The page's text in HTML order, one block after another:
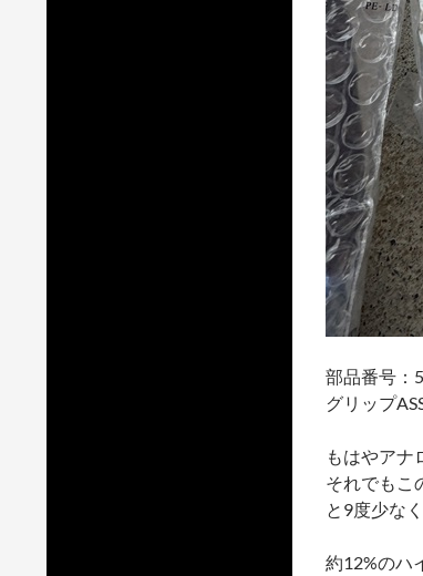
部品番号：
グリップ
もはやアナ
それでもこ
と9度少な
約12%のハ